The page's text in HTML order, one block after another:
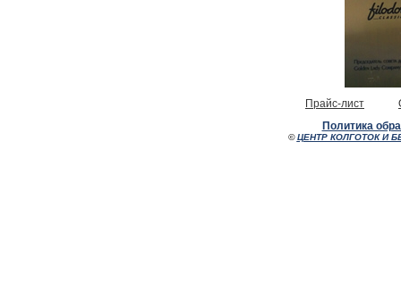
Прайс-лист
Политика
©ЦЕНТР КОЛГОТОК И